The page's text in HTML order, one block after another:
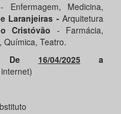
- Enfermagem, Medicina,
Laranjeiras - Arquitetura
Cristóvão - Farmácia,
Química, Teatro.
De 16/04/2025a